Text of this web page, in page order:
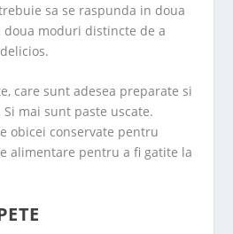
sa se raspunda in doua
doua moduri distincte de a
care sunt adesea preparate si
mai sunt paste uscate.
obicei conservate pentru
alimentare pentru a fi gatite la